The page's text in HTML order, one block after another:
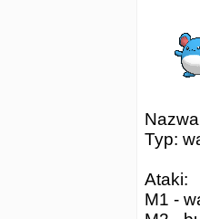
Typ:
Ataki:
M1 -